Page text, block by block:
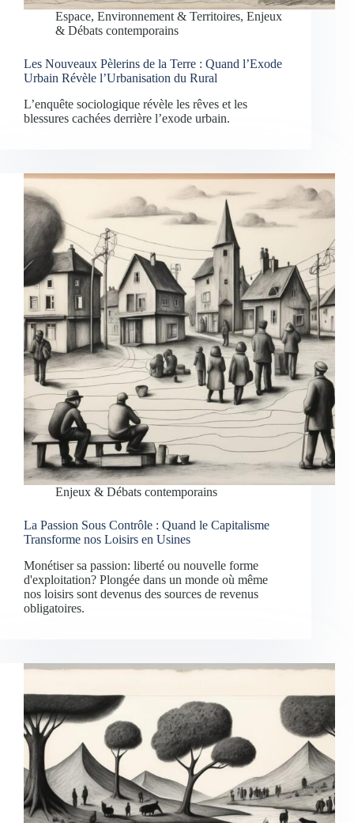
Espace, Environnement & Territoires, Enjeux
& Débats contemporains
Les Nouveaux Pèlerins de la Terre : Quand l’Exode
Urbain Révèle l’Urbanisation du Rural
L’enquête sociologique révèle les rêves et les
blessures cachées derrière l’exode urbain.
Enjeux & Débats contemporains
La Passion Sous Contrôle : Quand le Capitalisme
Transforme nos Loisirs en Usines
Monétiser sa passion: liberté ou nouvelle forme
d'exploitation? Plongée dans un monde où même
nos loisirs sont devenus des sources de revenus
obligatoires.